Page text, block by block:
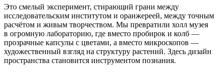
Это смелый эксперимент, стирающий грани между
исследовательским институтом и оранжереей, между точным
расчётом и живым творчеством. Мы превратили холл музея
в огромную лабораторию, где вместо пробирок и колб —
прозрачные капсулы с цветами, а вместо микроскопов —
художественный взгляд на структуру растений. Здесь дизайн
пространства становится инструментом познания.